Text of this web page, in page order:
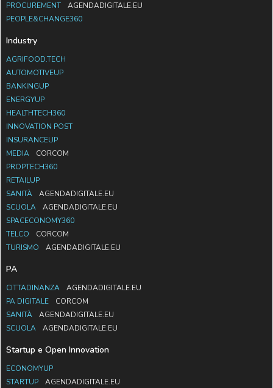
PROCUREMENT
AGENDADIGITALE.EU
PEOPLE&CHANGE360
Industry
AGRIFOOD.TECH
AUTOMOTIVEUP
BANKINGUP
ENERGYUP
HEALTHTECH360
INNOVATION POST
INSURANCEUP
MEDIA
CORCOM
PROPTECH360
RETAILUP
SANITÀ
AGENDADIGITALE.EU
SCUOLA
AGENDADIGITALE.EU
SPACECONOMY360
TELCO
CORCOM
TURISMO
AGENDADIGITALE.EU
PA
CITTADINANZA
AGENDADIGITALE.EU
PA DIGITALE
CORCOM
SANITÀ
AGENDADIGITALE.EU
SCUOLA
AGENDADIGITALE.EU
Startup e Open Innovation
ECONOMYUP
STARTUP
AGENDADIGITALE.EU